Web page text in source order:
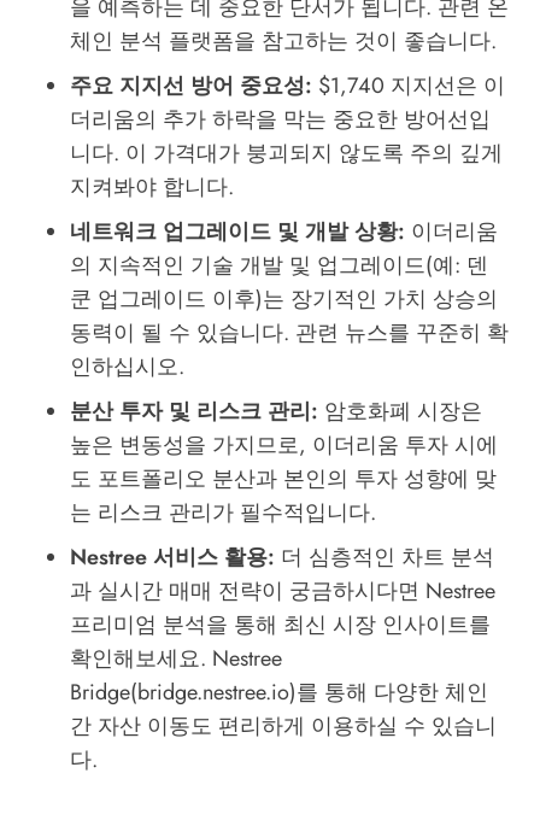
을 예측하는 데 중요한 단서가 됩니다. 관련 온
체인 분석 플랫폼을 참고하는 것이 좋습니다.
주요 지지선 방어 중요성: $1,740 지지선은 이
더리움의 추가 하락을 막는 중요한 방어선입
니다. 이 가격대가 붕괴되지 않도록 주의 깊게
지켜봐야 합니다.
네트워크 업그레이드 및 개발 상황: 이더리움
의 지속적인 기술 개발 및 업그레이드(예: 덴
쿤 업그레이드 이후)는 장기적인 가치 상승의
동력이 될 수 있습니다. 관련 뉴스를 꾸준히 확
인하십시오.
분산 투자 및 리스크 관리: 암호화폐 시장은
높은 변동성을 가지므로, 이더리움 투자 시에
도 포트폴리오 분산과 본인의 투자 성향에 맞
는 리스크 관리가 필수적입니다.
Nestree 서비스 활용: 더 심층적인 차트 분석
과 실시간 매매 전략이 궁금하시다면 Nestree
프리미엄 분석을 통해 최신 시장 인사이트를
확인해보세요. Nestree
Bridge(bridge.nestree.io)를 통해 다양한 체인
간 자산 이동도 편리하게 이용하실 수 있습니
다.